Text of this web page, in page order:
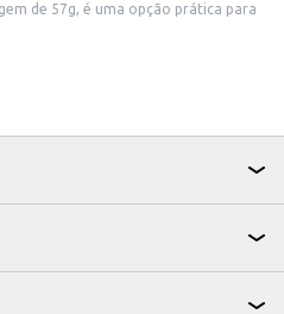
de 57g, é uma opção prática para
ser utilizado em diversas receitas,
de cozinhar.
um aliado na cozinha para criar